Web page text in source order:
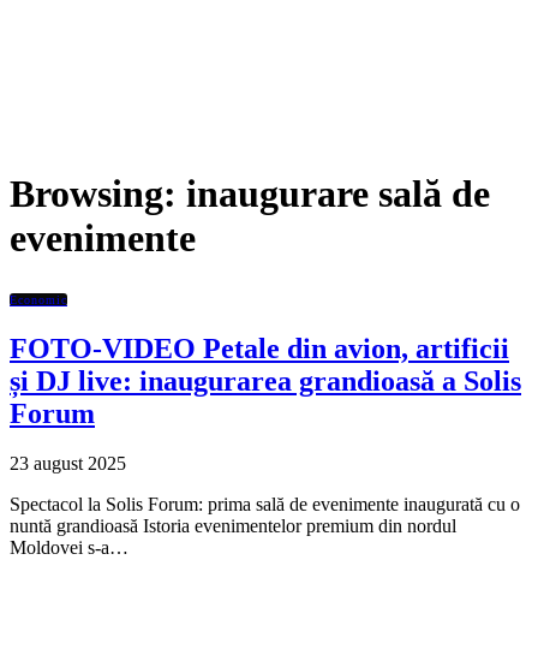
Browsing: inaugurare sală de
evenimente
Economic
FOTO-VIDEO Petale din avion, artificii
și DJ live: inaugurarea grandioasă a Solis
Forum
23 august 2025
Spectacol la Solis Forum: prima sală de evenimente inaugurată cu o
nuntă grandioasă Istoria evenimentelor premium din nordul
Moldovei s-a…